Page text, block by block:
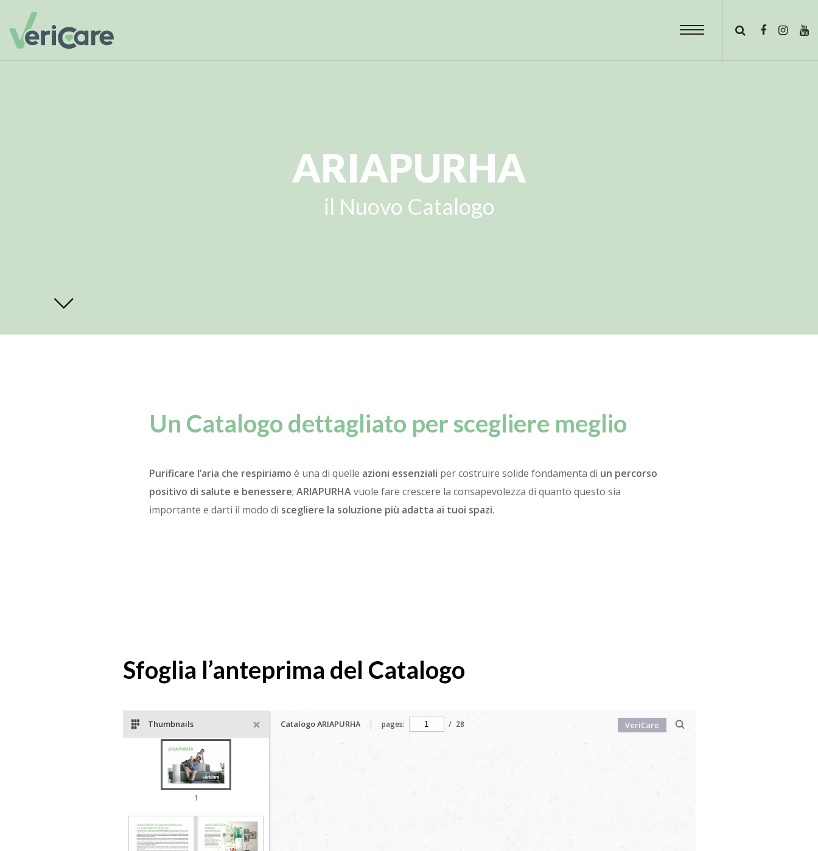
ARIAPURHA
il Nuovo Catalogo
Un Catalogo dettagliato per scegliere meglio
Purificare l’aria che respiriamo è una di quelle azioni essenziali per costruire solide fondamenta di un percorso
positivo di salute e benessere; ARIAPURHAvuole fare crescere la consapevolezza di quanto questo sia
importante e darti il modo di scegliere la soluzione più adatta ai tuoi spazi.
Sfoglia l’anteprima del Catalogo